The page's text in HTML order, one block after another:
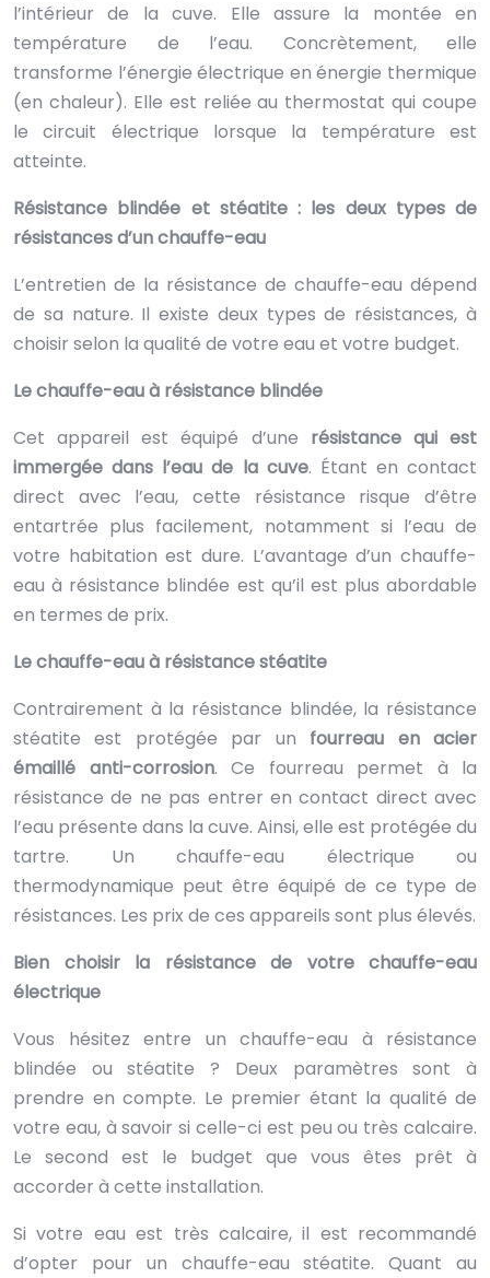
l’intérieur de la cuve. Elle assure la montée en
température de l’eau. Concrètement, elle
transforme l’énergie électrique en énergie thermique
(en chaleur). Elle est reliée au thermostat qui coupe
le circuit électrique lorsque la température est
atteinte.
Résistance blindée et stéatite : les deux types de
résistances d’un chauffe-eau
L’entretien de la résistance de chauffe-eau dépend
de sa nature. Il existe deux types de résistances, à
choisir selon la qualité de votre eau et votre budget.
Le chauffe-eau à résistance blindée
Cet appareil est équipé d’une résistance qui est
immergée dans l’eau de la cuve. Étant en contact
direct avec l’eau, cette résistance risque d’être
entartrée plus facilement, notamment si l’eau de
votre habitation est dure. L’avantage d’un chauffe-
eau à résistance blindée est qu’il est plus abordable
en termes de prix.
Le chauffe-eau à résistance stéatite
Contrairement à la résistance blindée, la résistance
stéatite est protégée par un fourreau en acier
émaillé anti-corrosion. Ce fourreau permet à la
résistance de ne pas entrer en contact direct avec
l’eau présente dans la cuve. Ainsi, elle est protégée du
tartre. Un chauffe-eau électrique ou
thermodynamique peut être équipé de ce type de
résistances. Les prix de ces appareils sont plus élevés.
Bien choisir la résistance de votre chauffe-eau
électrique
Vous hésitez entre un chauffe-eau à résistance
blindée ou stéatite ? Deux paramètres sont à
prendre en compte. Le premier étant la qualité de
votre eau, à savoir si celle-ci est peu ou très calcaire.
Le second est le budget que vous êtes prêt à
accorder à cette installation.
Si votre eau est très calcaire, il est recommandé
d’opter pour un chauffe-eau stéatite. Quant au